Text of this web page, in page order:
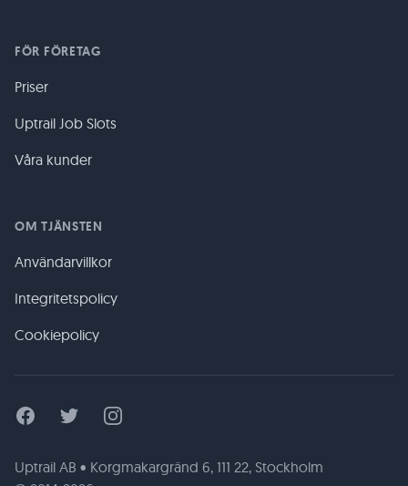
FÖR FÖRETAG
Priser
Uptrail Job Slots
Våra kunder
OM TJÄNSTEN
Användarvillkor
Integritetspolicy
Cookiepolicy
FacebookTwitter Instagram
Uptrail AB • Korgmakargränd 6, 111 22, Stockholm